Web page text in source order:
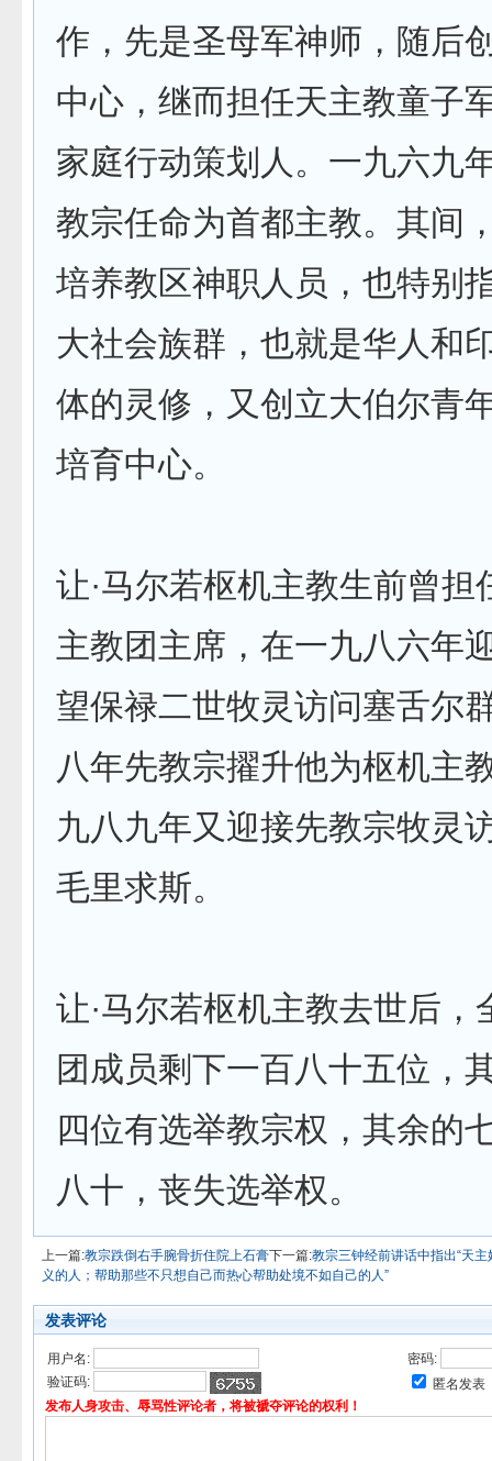
作，先是圣母军神师，随后
中心，继而担任天主教童子
家庭行动策划人。一九六九
教宗任命为首都主教。其间
培养教区神职人员，也特别
大社会族群，也就是华人和
体的灵修，又创立大伯尔青
培育中心。
让·马尔若枢机主教生前曾担
主教团主席，在一九八六年
望保禄二世牧灵访问塞舌尔
八年先教宗擢升他为枢机主
九八九年又迎接先教宗牧灵
毛里求斯。
让·马尔若枢机主教去世后，
团成员剩下一百八十五位，
四位有选举教宗权，其余的
八十，丧失选举权。
上一篇:教宗跌倒右手腕骨折住院上石膏下一篇:教宗三钟经前讲话中指出“天
义的人；帮助那些不只想自己而热心帮助处境不如自己的人”
发表评论
用户名:
密码:
验证码:
匿名发表
发布人身攻击、辱骂性评论者，将被褫夺评论的权利！